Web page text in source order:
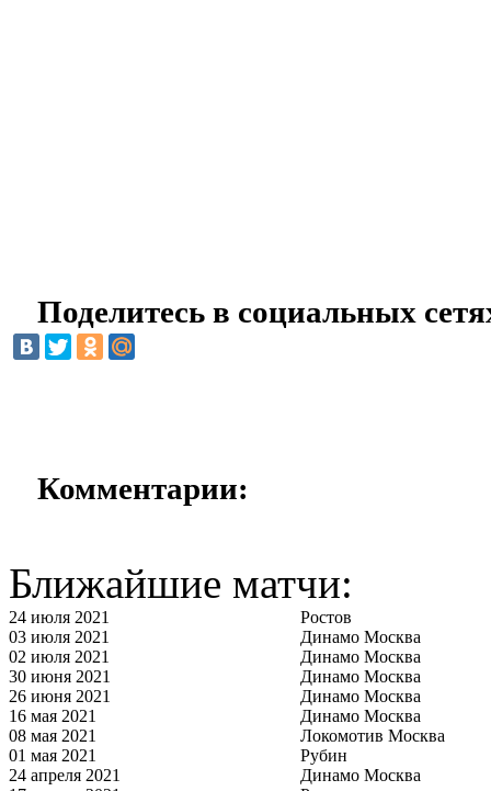
Поделитесь в социальных
Комментарии:
Ближайшие матчи:
24 июля 2021
Ростов
03 июля 2021
Динамо Москва
02 июля 2021
Динамо Москва
30 июня 2021
Динамо Москва
26 июня 2021
Динамо Москва
16 мая 2021
Динамо Москва
08 мая 2021
Локомотив Москва
01 мая 2021
Рубин
24 апреля 2021
Динамо Москва